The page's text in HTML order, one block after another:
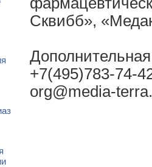
Сквибб»,
+7(495)783-74-
org@media-